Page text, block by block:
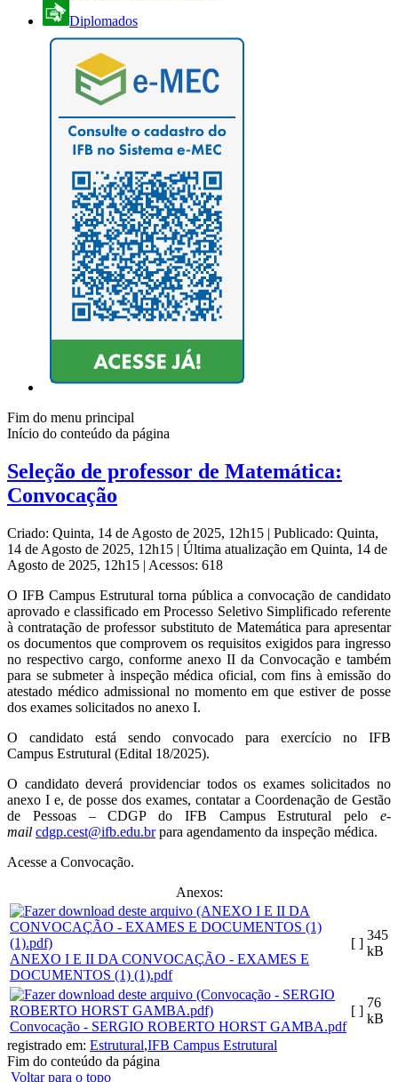
Diplomados
Fim do menu principal
Início do conteúdo da página
Seleção de professor de Matemática:
Convocação
Criado: Quinta, 14 de Agosto de 2025, 12h15 | Publicado: Quinta,
14 de Agosto de 2025, 12h15 | Última atualização em Quinta, 14 de
Agosto de 2025, 12h15 | Acessos: 618
O IFB Campus Estrutural torna pública a convocação de candidato
aprovado e classificado em Processo Seletivo Simplificado referente
à contratação de professor substituto de Matemática para apresentar
os documentos que comprovem os requisitos exigidos para ingresso
no respectivo cargo, conforme anexo II da Convocação e também
para se submeter à inspeção médica oficial, com fins à emissão do
atestado médico admissional no momento em que estiver de posse
dos exames solicitados no anexo I.
O candidato está sendo convocado para exercício no IFB
Campus Estrutural (Edital 18/2025).
O candidato deverá providenciar todos os exames solicitados no
anexo I e, de posse dos exames, contatar a Coordenação de Gestão
de Pessoas – CDGP do IFB Campus Estrutural pelo e-
mail cdgp.cest@ifb.edu.brpara agendamento da inspeção médica.
Acesse a Convocação.
Anexos:
ANEXO I E II DA CONVOCAÇÃO - EXAMES E
DOCUMENTOS (1) (1).pdf
[ ]
345
kB
Convocação - SERGIO ROBERTO HORST GAMBA.pdf
[ ]
76
kB
registrado em: Estrutural,IFB Campus Estrutural
Fim do conteúdo da página
Voltar para o topo